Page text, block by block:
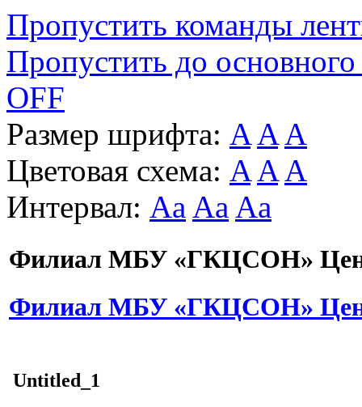
Пропустить команды
Пропустить до основного
OFF
Размер шрифта: A A A
Цветовая схема: A A A
Интервал: Aa Aa Aa
Филиал МБУ «ГКЦСОН»
Филиал МБУ «ГКЦСОН»
Untitled_1